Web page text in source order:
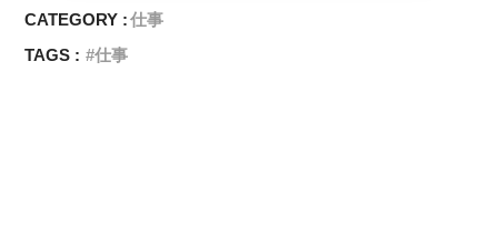
CATEGORY :仕事
TAGS :
仕事